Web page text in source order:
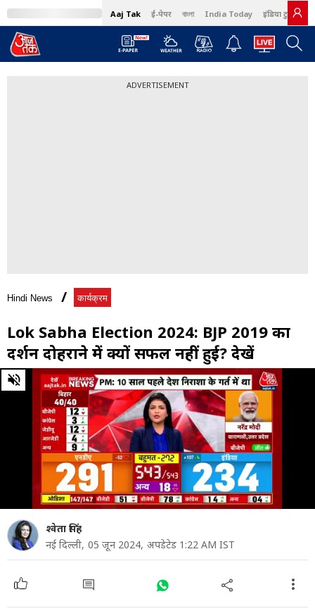
Aaj Tak ई-पेपर বাংলা India Today इंडिया टुडे हिंदी
ADVERTISEMENT
Hindi News कार्यक्रम
Lok Sabha Election 2024: BJP 2019 का
प्रदर्शन दोहराने में क्यों सफल नहीं हुई? देखें
0
of
श्वेता सिंह
नई दिल्ली, 05 जून 2024, अपडेटेड 1:22 AM IST